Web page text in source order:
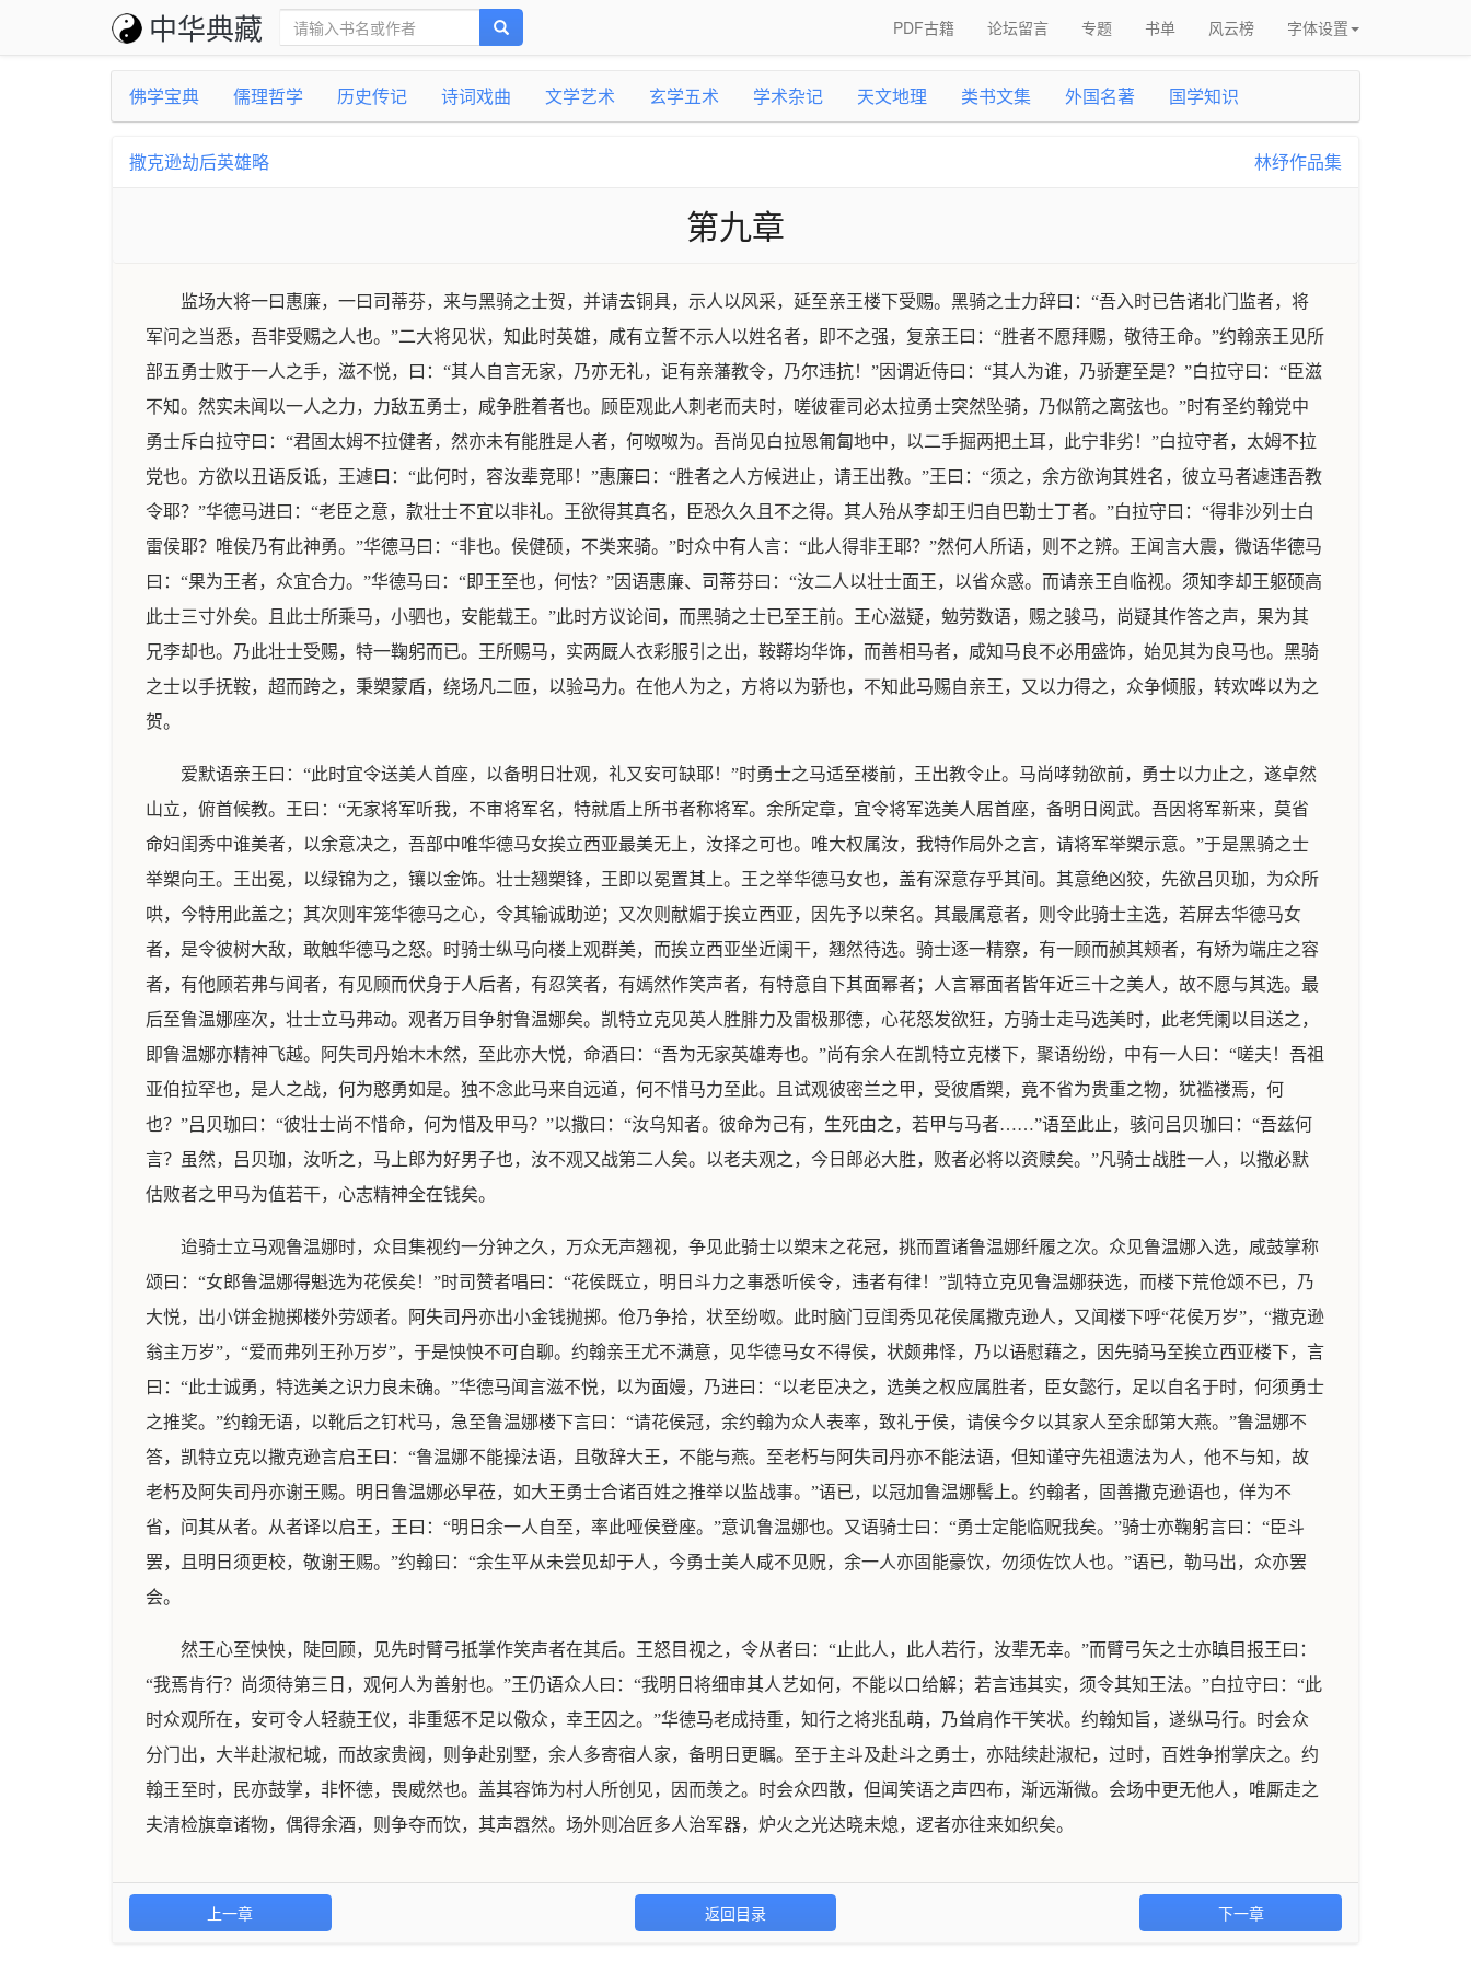
中华典藏 PDF古籍 论坛留言 专题 书单 风云榜 字体设置
佛学宝典 儒理哲学 历史传记 诗词戏曲 文学艺术 玄学五术 学术杂记 天文地理 类书文集 外国名著 国学知识
撒克逊劫后英雄略 林纾作品集
第九章
监场大将一曰惠廉，一曰司蒂芬，来与黑骑之士贺，并请去铜具，示人以风采，延至亲王楼下受赐。黑骑之士力辞曰：“吾入时已告诸北门监者，将
军问之当悉，吾非受赐之人也。”二大将见状，知此时英雄，咸有立誓不示人以姓名者，即不之强，复亲王曰：“胜者不愿拜赐，敬待王命。”约翰亲王见所
部五勇士败于一人之手，滋不悦，曰：“其人自言无家，乃亦无礼，讵有亲藩教令，乃尔违抗！”因谓近侍曰：“其人为谁，乃骄蹇至是？”白拉守曰：“臣滋
不知。然实未闻以一人之力，力敌五勇士，咸争胜着者也。顾臣观此人刺老而夫时，嗟彼霍司必太拉勇士突然坠骑，乃似箭之离弦也。”时有圣约翰党中
勇士斥白拉守曰：“君固太姆不拉健者，然亦未有能胜是人者，何呶呶为。吾尚见白拉恩匍匐地中，以二手掘两把土耳，此宁非劣！”白拉守者，太姆不拉
党也。方欲以丑语反诋，王遽曰：“此何时，容汝辈竞耶！”惠廉曰：“胜者之人方候进止，请王出教。”王曰：“须之，余方欲询其姓名，彼立马者遽违吾教
令耶？”华德马进曰：“老臣之意，款壮士不宜以非礼。王欲得其真名，臣恐久久且不之得。其人殆从李却王归自巴勒士丁者。”白拉守曰：“得非沙列士白
雷侯耶？唯侯乃有此神勇。”华德马曰：“非也。侯健硕，不类来骑。”时众中有人言：“此人得非王耶？”然何人所语，则不之辨。王闻言大震，微语华德马
曰：“果为王者，众宜合力。”华德马曰：“即王至也，何怯？”因语惠廉、司蒂芬曰：“汝二人以壮士面王，以省众惑。而请亲王自临视。须知李却王躯硕高
此士三寸外矣。且此士所乘马，小驷也，安能载王。”此时方议论间，而黑骑之士已至王前。王心滋疑，勉劳数语，赐之骏马，尚疑其作答之声，果为其
兄李却也。乃此壮士受赐，特一鞠躬而已。王所赐马，实两厩人衣彩服引之出，鞍鞯均华饰，而善相马者，咸知马良不必用盛饰，始见其为良马也。黑骑
之士以手抚鞍，超而跨之，秉槊蒙盾，绕场凡二匝，以验马力。在他人为之，方将以为骄也，不知此马赐自亲王，又以力得之，众争倾服，转欢哗以为之
贺。
爱默语亲王曰：“此时宜令送美人首座，以备明日壮观，礼又安可缺耶！”时勇士之马适至楼前，王出教令止。马尚哮勃欲前，勇士以力止之，遂卓然
山立，俯首候教。王曰：“无家将军听我，不审将军名，特就盾上所书者称将军。余所定章，宜令将军选美人居首座，备明日阅武。吾因将军新来，莫省
命妇闺秀中谁美者，以余意决之，吾部中唯华德马女挨立西亚最美无上，汝择之可也。唯大权属汝，我特作局外之言，请将军举槊示意。”于是黑骑之士
举槊向王。王出冕，以绿锦为之，镶以金饰。壮士翘槊锋，王即以冕置其上。王之举华德马女也，盖有深意存乎其间。其意绝凶狡，先欲吕贝珈，为众所
哄，今特用此盖之；其次则牢笼华德马之心，令其输诚助逆；又次则献媚于挨立西亚，因先予以荣名。其最属意者，则令此骑士主选，若屏去华德马女
者，是令彼树大敌，敢触华德马之怒。时骑士纵马向楼上观群美，而挨立西亚坐近阑干，翘然待选。骑士逐一精察，有一顾而赪其颊者，有矫为端庄之容
者，有他顾若弗与闻者，有见顾而伏身于人后者，有忍笑者，有嫣然作笑声者，有特意自下其面幂者；人言幂面者皆年近三十之美人，故不愿与其选。最
后至鲁温娜座次，壮士立马弗动。观者万目争射鲁温娜矣。凯特立克见英人胜腓力及雷极那德，心花怒发欲狂，方骑士走马选美时，此老凭阑以目送之，
即鲁温娜亦精神飞越。阿失司丹始木木然，至此亦大悦，命酒曰：“吾为无家英雄寿也。”尚有余人在凯特立克楼下，聚语纷纷，中有一人曰：“嗟夫！吾祖
亚伯拉罕也，是人之战，何为憨勇如是。独不念此马来自远道，何不惜马力至此。且试观彼密兰之甲，受彼盾槊，竟不省为贵重之物，犹褴褛焉，何
也？”吕贝珈曰：“彼壮士尚不惜命，何为惜及甲马？”以撒曰：“汝乌知者。彼命为己有，生死由之，若甲与马者……”语至此止，骇问吕贝珈曰：“吾兹何
言？虽然，吕贝珈，汝听之，马上郎为好男子也，汝不观又战第二人矣。以老夫观之，今日郎必大胜，败者必将以资赎矣。”凡骑士战胜一人，以撒必默
估败者之甲马为值若干，心志精神全在钱矣。
迨骑士立马观鲁温娜时，众目集视约一分钟之久，万众无声翘视，争见此骑士以槊末之花冠，挑而置诸鲁温娜纤履之次。众见鲁温娜入选，咸鼓掌称
颂曰：“女郎鲁温娜得魁选为花侯矣！”时司赞者唱曰：“花侯既立，明日斗力之事悉听侯令，违者有律！”凯特立克见鲁温娜获选，而楼下荒伧颂不已，乃
大悦，出小饼金抛掷楼外劳颂者。阿失司丹亦出小金钱抛掷。伧乃争拾，状至纷呶。此时脑门豆闺秀见花侯属撒克逊人，又闻楼下呼“花侯万岁”，“撒克逊
翁主万岁”，“爱而弗列王孙万岁”，于是怏怏不可自聊。约翰亲王尤不满意，见华德马女不得侯，状颇弗怿，乃以语慰藉之，因先骑马至挨立西亚楼下，言
曰：“此士诚勇，特选美之识力良未确。”华德马闻言滋不悦，以为面嫚，乃进曰：“以老臣决之，选美之权应属胜者，臣女懿行，足以自名于时，何须勇士
之推奖。”约翰无语，以靴后之钉杙马，急至鲁温娜楼下言曰：“请花侯冠，余约翰为众人表率，致礼于侯，请侯今夕以其家人至余邸第大燕。”鲁温娜不
答，凯特立克以撒克逊言启王曰：“鲁温娜不能操法语，且敬辞大王，不能与燕。至老朽与阿失司丹亦不能法语，但知谨守先祖遗法为人，他不与知，故
老朽及阿失司丹亦谢王赐。明日鲁温娜必早莅，如大王勇士合诸百姓之推举以监战事。”语已，以冠加鲁温娜髻上。约翰者，固善撒克逊语也，佯为不
省，问其从者。从者译以启王，王曰：“明日余一人自至，率此哑侯登座。”意讥鲁温娜也。又语骑士曰：“勇士定能临贶我矣。”骑士亦鞠躬言曰：“臣斗
罢，且明日须更校，敬谢王赐。”约翰曰：“余生平从未尝见却于人，今勇士美人咸不见贶，余一人亦固能豪饮，勿须佐饮人也。”语已，勒马出，众亦罢
会。
然王心至怏怏，陡回顾，见先时臂弓抵掌作笑声者在其后。王怒目视之，令从者曰：“止此人，此人若行，汝辈无幸。”而臂弓矢之士亦瞋目报王曰：
“我焉肯行？尚须待第三日，观何人为善射也。”王仍语众人曰：“我明日将细审其人艺如何，不能以口给解；若言违其实，须令其知王法。”白拉守曰：“此
时众观所在，安可令人轻藐王仪，非重惩不足以儆众，幸王囚之。”华德马老成持重，知行之将兆乱萌，乃耸肩作干笑状。约翰知旨，遂纵马行。时会众
分门出，大半赴淑杞城，而故家贵阀，则争赴别墅，余人多寄宿人家，备明日更瞩。至于主斗及赴斗之勇士，亦陆续赴淑杞，过时，百姓争拊掌庆之。约
翰王至时，民亦鼓掌，非怀德，畏威然也。盖其容饰为村人所创见，因而羡之。时会众四散，但闻笑语之声四布，渐远渐微。会场中更无他人，唯厮走之
夫清检旗章诸物，偶得余酒，则争夺而饮，其声嚣然。场外则冶匠多人治军器，炉火之光达晓未熄，逻者亦往来如织矣。
上一章 返回目录 下一章